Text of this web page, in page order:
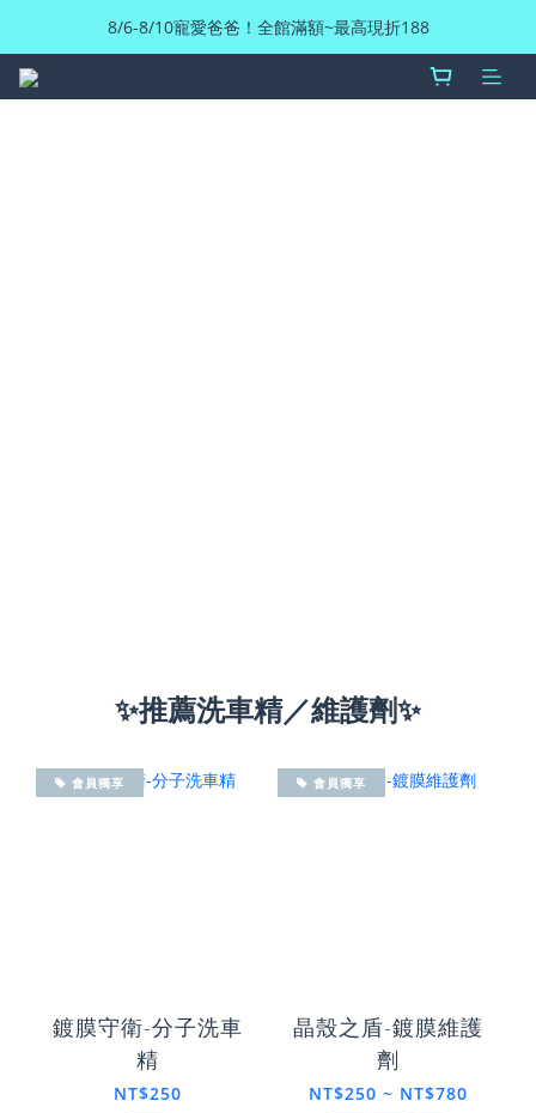
8/6-8/10寵愛爸爸！全館滿額~最高現折188
✨推薦洗車精／維護劑✨
會員獨享
鍍膜守衛-分子洗車
精
NT$250
會員獨享
晶殼之盾-鍍膜維護
劑
NT$250 ~ NT$780